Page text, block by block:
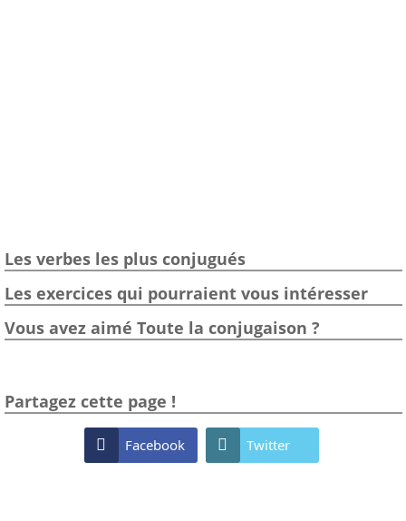
Les verbes les plus conjugués
Les exercices qui pourraient vous intéresser
Vous avez aimé Toute la conjugaison ?
Partagez cette page !
 Facebook  Twitter